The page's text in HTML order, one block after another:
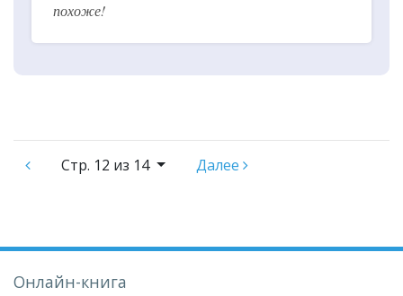
похоже!
Стр. 12 из 14 Далее
Онлайн-книга